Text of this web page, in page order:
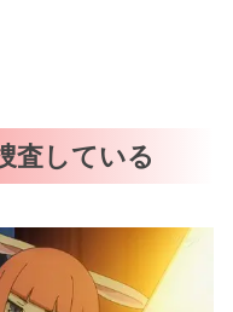
査している